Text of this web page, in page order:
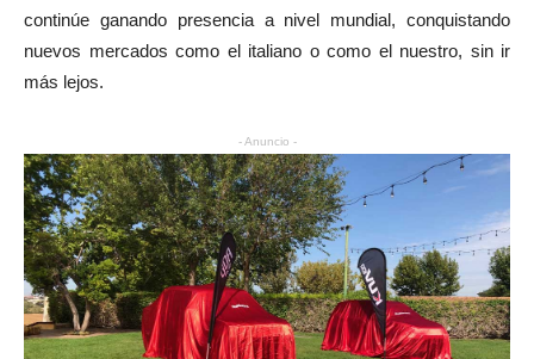
continúe ganando presencia a nivel mundial, conquistando
nuevos mercados como el italiano o como el nuestro, sin ir
más lejos.
- Anuncio -